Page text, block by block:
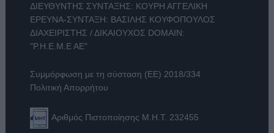
ΔΙΕΥΘΥΝΤΗΣ ΣΥΝΤΑΞΗΣ: ΚΟΥΡΗ ΑΓΓΕΛΙΚΗ
ΕΡΕΥΝΑ-ΣΥΝΤΑΞΗ: ΒΑΣΙΛΗΣ ΚΟΥΦΟΠΟΥΛΟΣ
ΔΙΑΧΕΙΡΙΣΤΗΣ / ΔΙΚΑΙΟΥΧΟΣ DOMAIN:
"Ρ.Η.Ε.Μ.Ε ΑΕ"
Συμμόρφωση με τη σύσταση (ΕΕ) 2018/334
Πολιτική Απορρήτου
Αριθμός Πιστοποίησης Μ.Η.Τ. 232455